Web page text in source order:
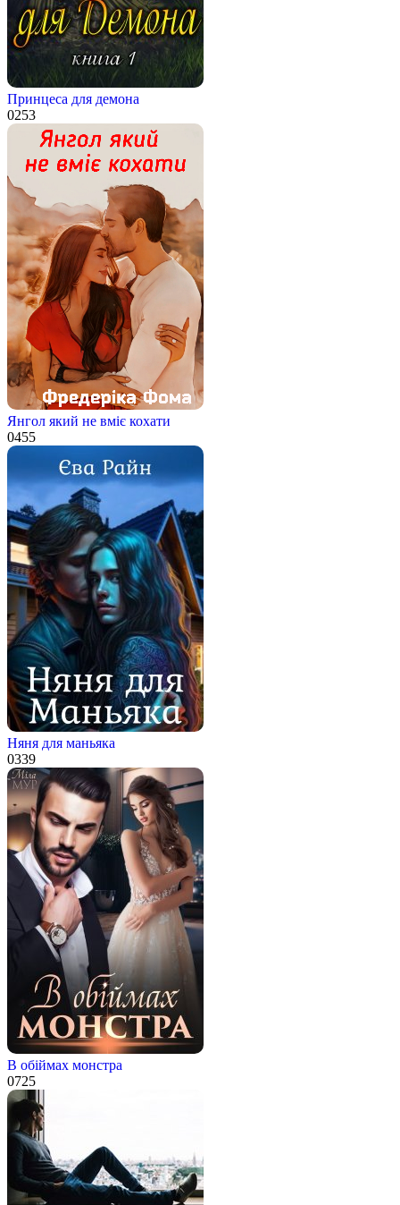
Принцеса для демона
0253
Янгол який не вміє кохати
0455
Няня для маньяка
0339
В обіймах монстра
0725